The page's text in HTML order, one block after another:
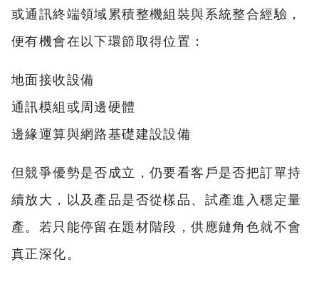
或通訊終端領域累積整機組裝與系統整合經驗，
便有機會在以下環節取得位置：
地面接收設備
通訊模組或周邊硬體
邊緣運算與網路基礎建設設備
但競爭優勢是否成立，仍要看客戶是否把訂單持
續放大，以及產品是否從樣品、試產進入穩定量
產。若只能停留在題材階段，供應鏈角色就不會
真正深化。